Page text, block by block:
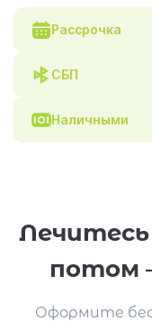
Рассрочка
СБП
Наличными
потом
Оформите